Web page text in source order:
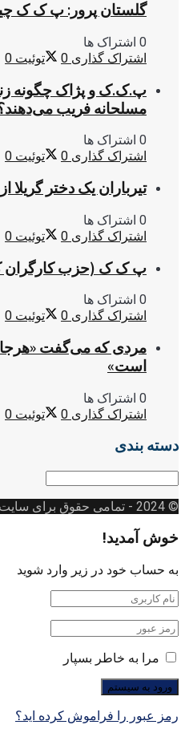
گلستان پرور: پ ک ک
0 اشتراک ها
اشتراک گذاری 0 توئیت 0
پ.ک.ک و پژاک چگونه
مسلحانه فریب
0 اشتراک ها
اشتراک گذاری 0 توئیت 0
تیرباران یک دختر
0 اشتراک ها
اشتراک گذاری 0 توئیت 0
پ ک ک (حزب کارگران
0 اشتراک ها
اشتراک گذاری 0 توئیت 0
مردی که می‌گفت «هرجا
است»
0 اشتراک ها
اشتراک گذاری 0 توئیت 0
دسته بندی
© 2024
- تمامی حقوق برای سایت
خوش آمدید!
به حساب خود در زیر وارد شوید
مرا به خاطر بسپار
رمز عبور را فراموش کرده اید؟